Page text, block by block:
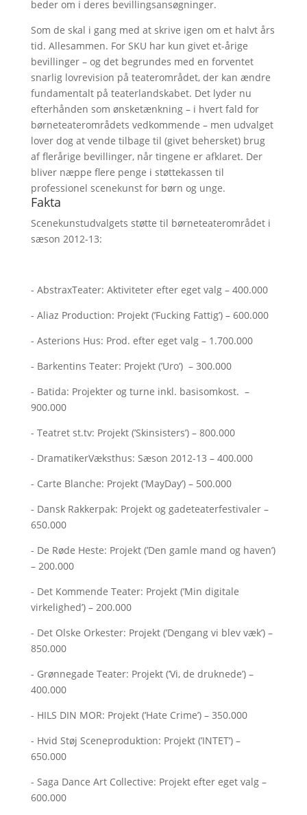
beder om i deres bevillingsansøgninger.
Som de skal i gang med at skrive igen om et halvt års
tid. Allesammen. For SKU har kun givet et-årige
bevillinger – og det begrundes med en forventet
snarlig lovrevision på teaterområdet, der kan ændre
fundamentalt på teaterlandskabet. Det lyder nu
efterhånden som ønsketænkning – i hvert fald for
børneteaterområdets vedkommende – men udvalget
lover dog at vende tilbage til (givet behersket) brug
af flerårige bevillinger, når tingene er afklaret. Der
bliver næppe flere penge i støttekassen til
professionel scenekunst for børn og unge.
Fakta
Scenekunstudvalgets støtte til børneteaterområdet i
sæson 2012-13:
- AbstraxTeater: Aktiviteter efter eget valg – 400.000
- Aliaz Production: Projekt (’Fucking Fattig’) – 600.000
- Asterions Hus: Prod. efter eget valg – 1.700.000
- Barkentins Teater: Projekt (’Uro’) – 300.000
- Batida: Projekter og turne inkl. basisomkost. –
900.000
- Teatret st.tv: Projekt (’Skinsisters’) – 800.000
- DramatikerVæksthus: Sæson 2012-13 – 400.000
- Carte Blanche: Projekt (’MayDay’) – 500.000
- Dansk Rakkerpak: Projekt og gadeteaterfestivaler –
650.000
- De Røde Heste: Projekt (’Den gamle mand og haven’)
– 200.000
- Det Kommende Teater: Projekt (’Min digitale
virkelighed’) – 200.000
- Det Olske Orkester: Projekt (’Dengang vi blev væk’) –
850.000
- Grønnegade Teater: Projekt (’Vi, de druknede’) –
400.000
- HILS DIN MOR: Projekt (’Hate Crime’) – 350.000
- Hvid Støj Sceneproduktion: Projekt (’INTET’) –
650.000
- Saga Dance Art Collective: Projekt efter eget valg –
600.000